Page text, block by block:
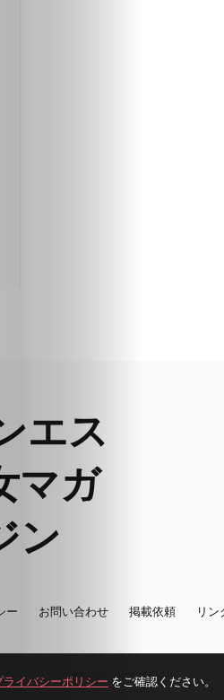
ー お問い合わせ 掲載依頼 リン
女マガジン- All Rights Reserved.
ライバシーポリシー をご確認ください。